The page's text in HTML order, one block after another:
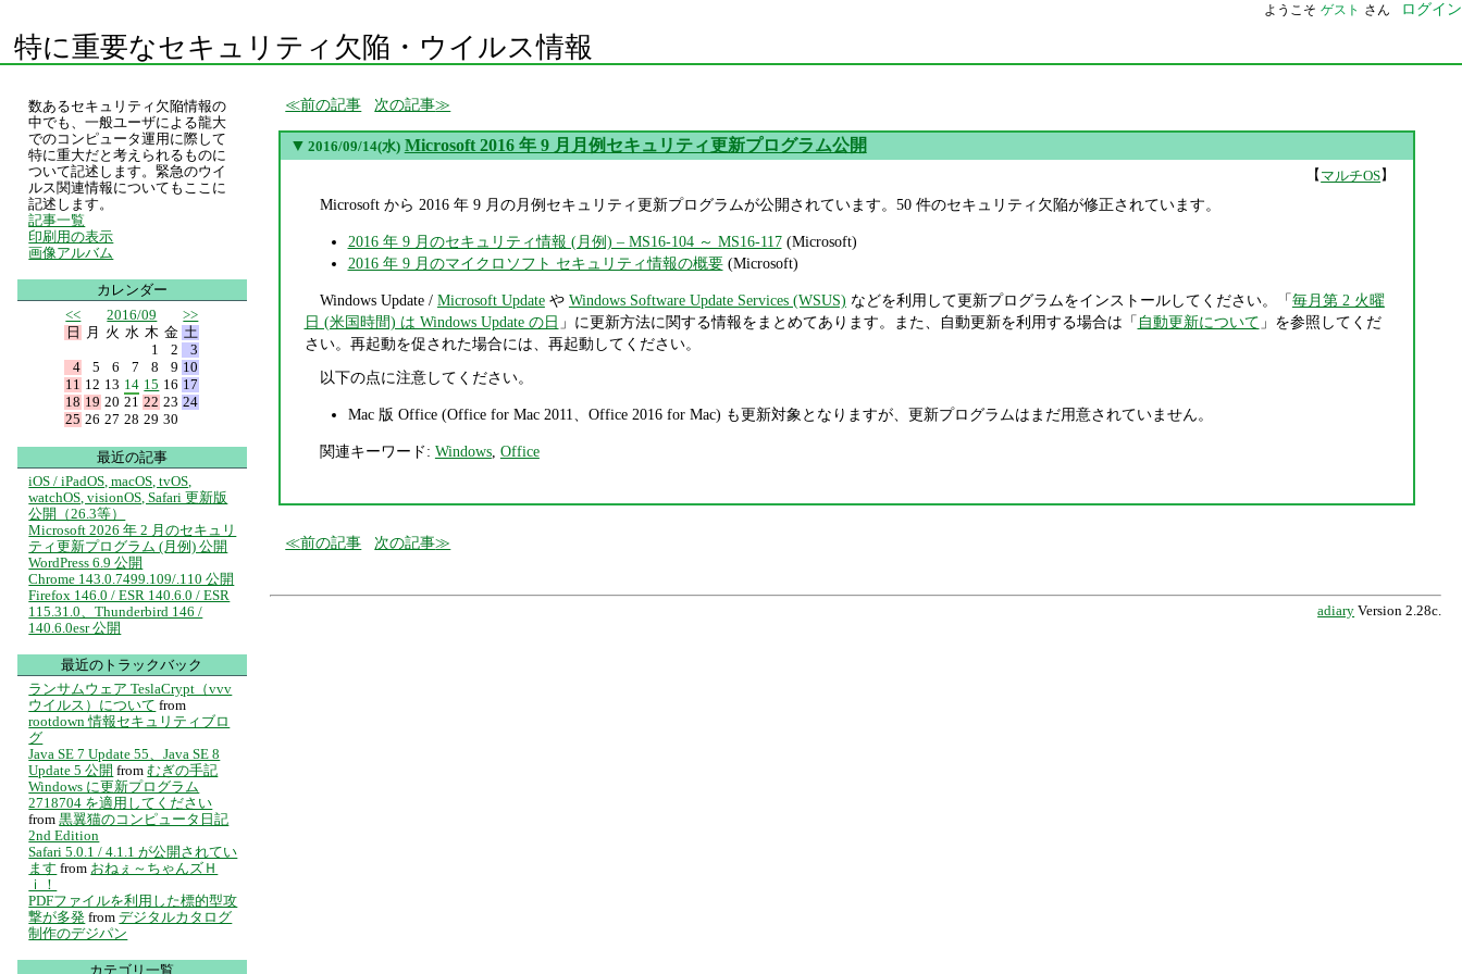
ようこそ ゲスト さん ログイン
特に重要なセキュリティ欠陥・ウイルス情報
前の記事 次の記事
▼ 2016/09/14(水) Microsoft 2016 年 9 月月例セキュリティ更新プログラム公開
【マルチOS】
Microsoft から 2016 年 9 月の月例セキュリティ更新プログラムが公開されています。50 件のセキュリティ欠陥が修正されています。
2016 年 9 月のセキュリティ情報 (月例) – MS16-104 ～ MS16-117(Microsoft)
2016 年 9 月のマイクロソフト セキュリティ情報の概要(Microsoft)
Windows Update / Microsoft Updateや Windows Software Update Services (WSUS) などを利用して更新プログラムをインストールしてください。「毎月第 2 火曜
日 (米国時間) は Windows Update の日 」に更新方法に関する情報をまとめてあります。また、自動更新を利用する場合は「 自動更新について 」を参照してくだ
さい。再起動を促された場合には、再起動してください。
以下の点に注意してください。
Mac 版 Office (Office for Mac 2011、Office 2016 for Mac) も更新対象となりますが、更新プログラムはまだ用意されていません。
関連キーワード: Windows, Office
前の記事 次の記事
adiary Version 2.28c.
数あるセキュリティ欠陥情報の
中でも、一般ユーザによる龍大
でのコンピュータ運用に際して
特に重大だと考えられるものに
ついて記述します。緊急のウイ
ルス関連情報についてもここに
記述します。
記事一覧
印刷用の表示
画像アルバム
カレンダー
<<
2016/09
>>
日
月 火 水 木 金 土
1
2
3
4
5 6 7 8 9 10
11 12 13 14 15 16 17
18 19 20 21 22 23 24
25 26 27 28 29 30
最近の記事
iOS / iPadOS, macOS, tvOS,
watchOS, visionOS, Safari 更新版
公開（26.3等）
Microsoft 2026 年 2 月のセキュリ
ティ更新プログラム (月例) 公開
WordPress 6.9 公開
Chrome 143.0.7499.109/.110 公開
Firefox 146.0 / ESR 140.6.0 / ESR
115.31.0、Thunderbird 146 /
140.6.0esr 公開
最近のトラックバック
ランサムウェア TeslaCrypt（vvv
ウイルス）について from
rootdown 情報セキュリティブロ
グ
Java SE 7 Update 55、Java SE 8
Update 5 公開 from むぎの手記
Windows に更新プログラム
2718704 を適用してください
from 黒翼猫のコンピュータ日記
2nd Edition
Safari 5.0.1 / 4.1.1 が公開されてい
ます from おねぇ～ちゃんズＨ
ｉ！
PDFファイルを利用した標的型攻
撃が多発 from デジタルカタログ
制作のデジパン
カテゴリ一覧